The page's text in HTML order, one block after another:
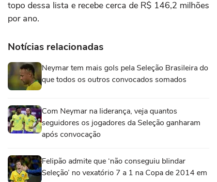
topo dessa lista e recebe cerca de R$ 146,2 milhões
por ano.
Notícias relacionadas
Neymar tem mais gols pela Seleção Brasileira do
que todos os outros convocados somados
Com Neymar na liderança, veja quantos
seguidores os jogadores da Seleção ganharam
após convocação
Felipão admite que ‘não conseguiu blindar
Seleção’ no vexatório 7 a 1 na Copa de 2014 em